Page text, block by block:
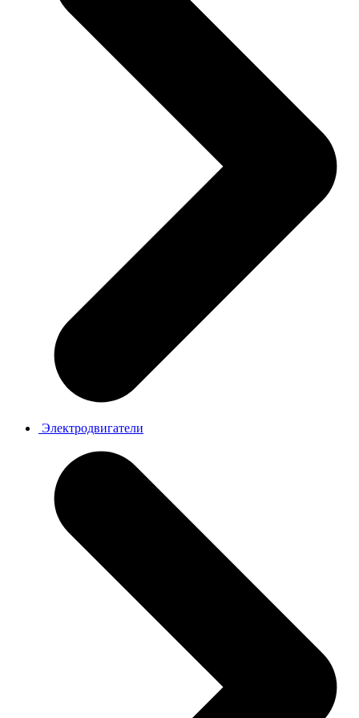
Электродвигатели